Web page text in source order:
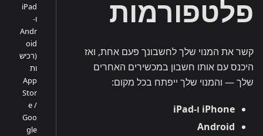
פלטפורמות
קשר את המנוי שלך לחשבונך פעם אחת, ואז
היכנס עם אותו חשבון במכשירים האחרים
שלך — והמנוי שלך ייפתח בכל מקום:
iPhone ו-iPad
Android
iPad
ו-
Andr
oid
(רכיש
ות
App
Stor
e /
Goo
gle